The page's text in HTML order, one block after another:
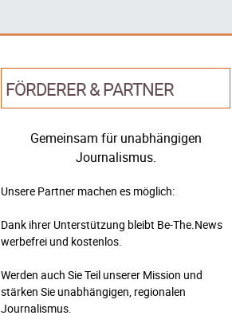
FÖRDERER & PARTNER
Gemeinsam für unabhängigen
Journalismus.
Unsere Partner machen es möglich:
Dank ihrer Unterstützung bleibt Be-The.News
werbefrei und kostenlos.
Werden auch Sie Teil unserer Mission und
stärken Sie unabhängigen, regionalen
Journalismus.